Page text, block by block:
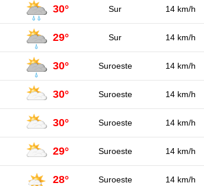
30° Sur 14 km/h
29° Sur 14 km/h
30° Suroeste 14 km/h
30° Suroeste 14 km/h
30° Suroeste 14 km/h
29° Suroeste 14 km/h
28° Suroeste 14 km/h